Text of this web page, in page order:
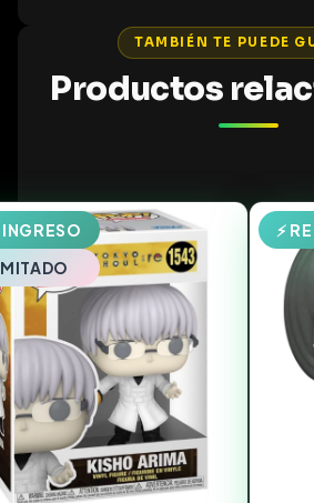
TAMBIÉN TE PUEDE
Productos
⚡